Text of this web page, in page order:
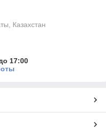
Казахстан
17:00